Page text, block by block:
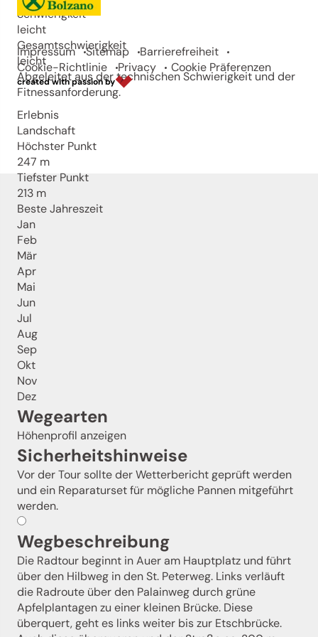
Schwierigkeit
leicht
Gesamtschwierigkeit
leicht
Abgeleitet aus der technischen Schwierigkeit und der
Fitnessanforderung.
Erlebnis
Landschaft
Höchster Punkt
247 m
Tiefster Punkt
213 m
Beste Jahreszeit
Jan
Feb
Mär
Apr
Mai
Jun
Jul
Aug
Sep
Okt
Nov
Dez
Wegearten
Höhenprofil anzeigen
Sicherheitshinweise
Vor der Tour sollte der Wetterbericht geprüft werden
und ein Reparaturset für mögliche Pannen mitgeführt
werden.
Wegbeschreibung
Die Radtour beginnt in Auer am Hauptplatz und führt
über den Hilbweg in den St. Peterweg. Links verläuft
die Radroute über den Palainweg durch grüne
Apfelplantagen zu einer kleinen Brücke. Diese
überquert, geht es links weiter bis zur Etschbrücke.
Impressum Sitemap
Barrierefreiheit
Cookie-Richtlinie
Privacy Cookie Präferenzen
created with passion by